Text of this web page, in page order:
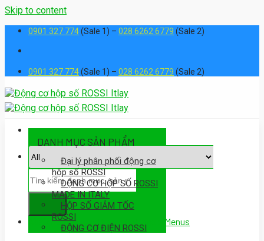
Skip to content
0901 327 774(Sale 1) – 028 6262 6779 (Sale 2)
0901 327 774(Sale 1) – 028 6262 6779 (Sale 2)
Assign a menu in Theme Options > Menus
DANH MỤC SẢN PHẨM
Đại lý phân phối động cơ
hộp số ROSSI
ĐỘNG CƠ HỘP SỐ ROSSI
MADE IN ITALY
HỘP SỐ GIẢM TỐC
ROSSI
ĐỘNG CƠ ĐIỆN ROSSI